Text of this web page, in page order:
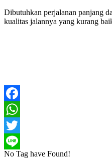
Dibutuhkan perjalanan panjang
kualitas jalannya yang kurang
Facebook
WhatsApp
Twitter
Line
No Tag have Found!